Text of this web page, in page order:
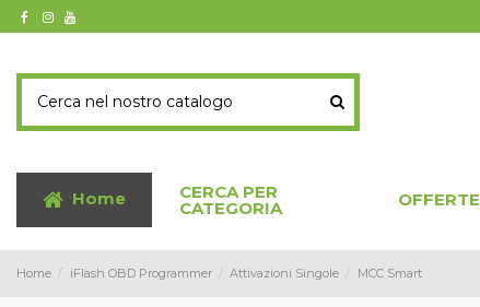
Home CERCA PER
CATEGORIA OFFERTE
Home iFlash OBD Programmer Attivazioni Singole MCC Smart